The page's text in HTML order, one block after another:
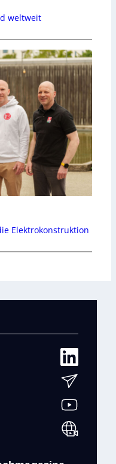
weltweit
Elektrokonstruktion